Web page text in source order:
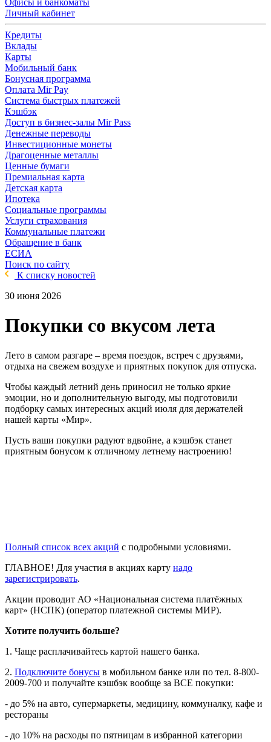
Офисы и банкоматы
Личный кабинет
Кредиты
Вклады
Карты
Мобильный банк
Бонусная программа
Оплата Mir Pay
Система быстрых платежей
Кэшбэк
Доступ в бизнес-залы Mir Pass
Денежные переводы
Инвестиционные монеты
Драгоценные металлы
Ценные бумаги
Премиальная карта
Детская карта
Ипотека
Социальные программы
Услуги страхования
Коммунальные платежи
Обращение в банк
ЕСИА
Поиск по сайту
К списку новостей
30 июня 2026
Покупки со вкусом лета
Лето в самом разгаре – время поездок, встреч с друзьями,
отдыха на свежем воздухе и приятных покупок для отпуска.
Чтобы каждый летний день приносил не только яркие
эмоции, но и дополнительную выгоду, мы подготовили
подборку самых интересных акций июля для держателей
нашей карты «Мир».
Пусть ваши покупки радуют вдвойне, а кэшбэк станет
приятным бонусом к отличному летнему настроению!
Полный список всех акций с подробными условиями.
ГЛАВНОЕ! Для участия в акциях карту надо
зарегистрировать.
Акции проводит АО «Национальная система платёжных
карт» (НСПК) (оператор платежной системы МИР).
Хотите получить больше?
1. Чаще расплачивайтесь картой нашего банка.
2. Подключите бонусы в мобильном банке или по тел. 8-800-
2009-700 и получайте кэшбэк вообще за ВСЕ покупки:
- до 5% на авто, супермаркеты, медицину, коммуналку, кафе и
рестораны
- до 10% на расходы по пятницам в избранной категории